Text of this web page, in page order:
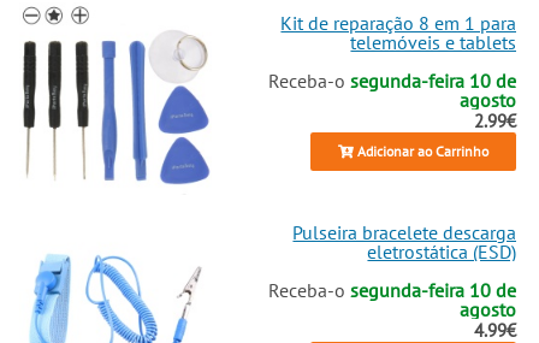
Kit de reparação 8 em 1 para
telemóveis e tablets
Receba-osegunda-feira 10 de
agosto
2.99€
Adicionar ao Carrinho
Pulseira bracelete descarga
eletrostática (ESD)
Receba-o segunda-feira 10 de
agosto
4.99€